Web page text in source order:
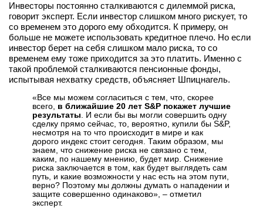
Инвесторы постоянно сталкиваются с дилеммой риска,
говорит эксперт. Если инвестор слишком много рискует, то
со временем это дорого ему обходится. К примеру, он
больше не можете использовать кредитное плечо. Но если
инвестор берет на себя слишком мало риска, то со
временем ему тоже приходится за это платить. Именно с
такой проблемой сталкиваются пенсионные фонды,
испытывая нехватку средств, объясняет Шпицнагель.
«Все мы можем согласиться с тем, что, скорее
всего, в ближайшие 20 лет S&P покажет лучшие
результаты . И если бы вы могли совершить одну
сделку прямо сейчас, то, вероятно, купили бы S&P,
несмотря на то что происходит в мире и как
дорого индекс стоит сегодня. Таким образом, мы
знаем, что снижение риска не связано с тем,
каким, по нашему мнению, будет мир. Снижение
риска заключается в том, как будет выглядеть сам
путь, и какие возможности у нас есть на этом пути,
верно? Поэтому мы должны думать о нападении и
защите совершенно одинаково», – отметил
эксперт.